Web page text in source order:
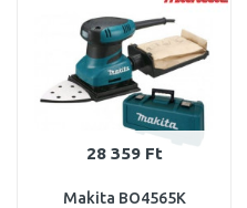
28 359 Ft
Makita BO4565K